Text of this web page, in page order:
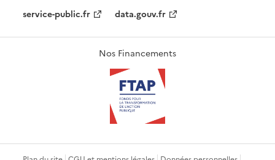
service-public.fr
data.gouv.fr
Nos Financements